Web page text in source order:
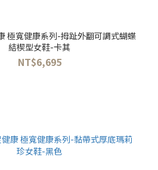
極寬健康系列-拇趾外翻可調式蝴蝶
結楔型女鞋-卡其
NT$6,695